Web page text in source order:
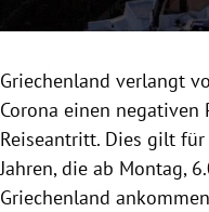
Untermenü
Griechenland verlangt
Corona einen negativen
Reiseantritt. Dies gilt
Jahren, die ab Montag,
Griechenland